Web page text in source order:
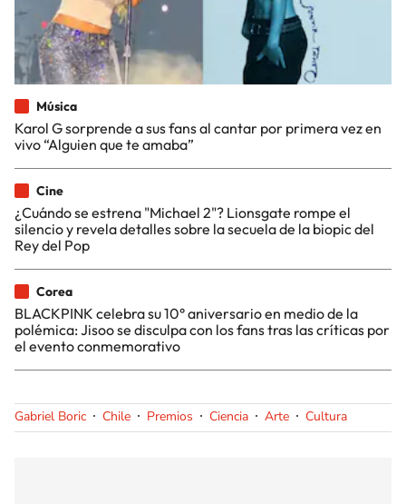
Música
Karol G sorprende a sus fans al cantar por primera vez en
vivo “Alguien que te amaba”
Cine
¿Cuándo se estrena "Michael 2"? Lionsgate rompe el
silencio y revela detalles sobre la secuela de la biopic del
Rey del Pop
Corea
BLACKPINK celebra su 10° aniversario en medio de la
polémica: Jisoo se disculpa con los fans tras las críticas por
el evento conmemorativo
Gabriel Boric Chile Premios Ciencia Arte Cultura